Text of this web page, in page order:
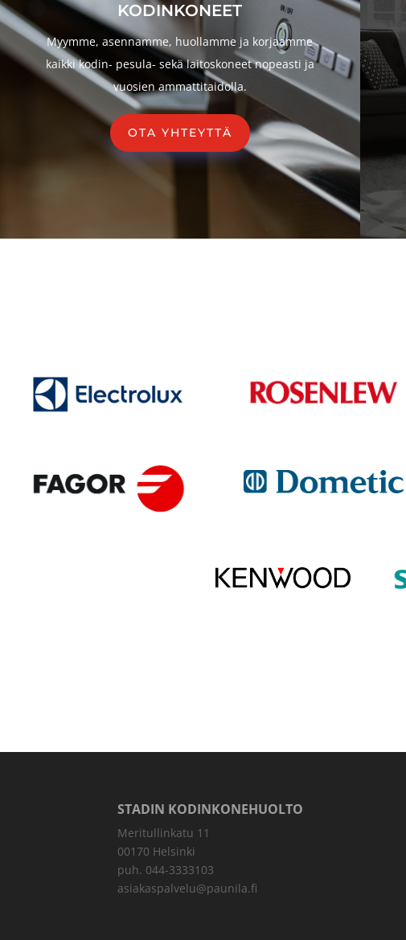
KODINKONEET
Myymme, asennamme, huollamme ja korjaamme
kaikki kodin- pesula- sekä laitoskoneet nopeasti ja
vuosien ammattitaidolla.
OTA YHTEYTTÄ
STADIN KODINKONEHUOLTO
Meritullinkatu 11
00170 Helsinki
puh. 044-3333103
asiakaspalvelu@paunila.fi